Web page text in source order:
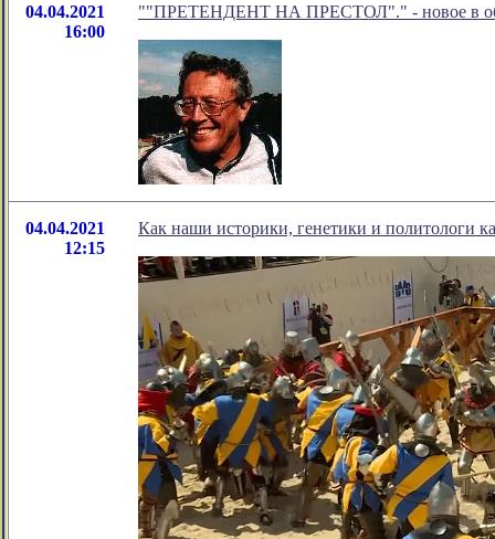
04.04.2021
16:00
""ПРЕТЕНДЕНТ НА ПРЕСТОЛ"." - новое в
04.04.2021
12:15
Как наши историки, генетики и политологи